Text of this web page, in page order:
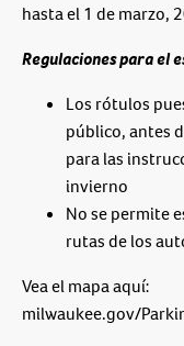
hasta el 1 de marzo,
Regulaciones para el
Los rótulos
público, antes
para las
invierno
No se permite
rutas de los
Vea el mapa aquí:
milwaukee.gov/